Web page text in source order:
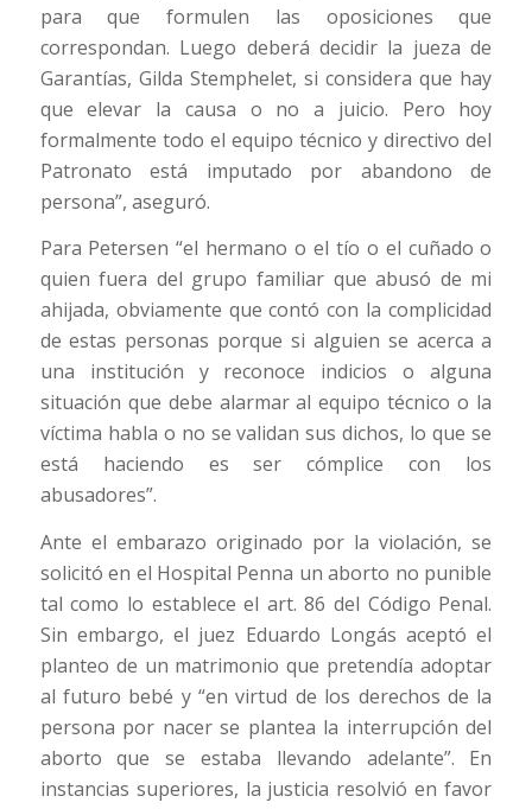
para que formulen las oposiciones que
correspondan. Luego deberá decidir la jueza de
Garantías, Gilda Stemphelet, si considera que hay
que elevar la causa o no a juicio. Pero hoy
formalmente todo el equipo técnico y directivo del
Patronato está imputado por abandono de
persona”, aseguró.
Para Petersen “el hermano o el tío o el cuñado o
quien fuera del grupo familiar que abusó de mi
ahijada, obviamente que contó con la complicidad
de estas personas porque si alguien se acerca a
una institución y reconoce indicios o alguna
situación que debe alarmar al equipo técnico o la
víctima habla o no se validan sus dichos, lo que se
está haciendo es ser cómplice con los
abusadores”.
Ante el embarazo originado por la violación, se
solicitó en el Hospital Penna un aborto no punible
tal como lo establece el art. 86 del Código Penal.
Sin embargo, el juez Eduardo Longás aceptó el
planteo de un matrimonio que pretendía adoptar
al futuro bebé y “en virtud de los derechos de la
persona por nacer se plantea la interrupción del
aborto que se estaba llevando adelante”. En
instancias superiores, la justicia resolvió en favor